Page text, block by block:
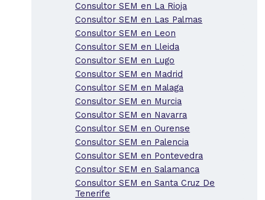
Consultor SEM en La Rioja
Consultor SEM en Las Palmas
Consultor SEM en Leon
Consultor SEM en Lleida
Consultor SEM en Lugo
Consultor SEM en Madrid
Consultor SEM en Malaga
Consultor SEM en Murcia
Consultor SEM en Navarra
Consultor SEM en Ourense
Consultor SEM en Palencia
Consultor SEM en Pontevedra
Consultor SEM en Salamanca
Consultor SEM en Santa Cruz De
Tenerife